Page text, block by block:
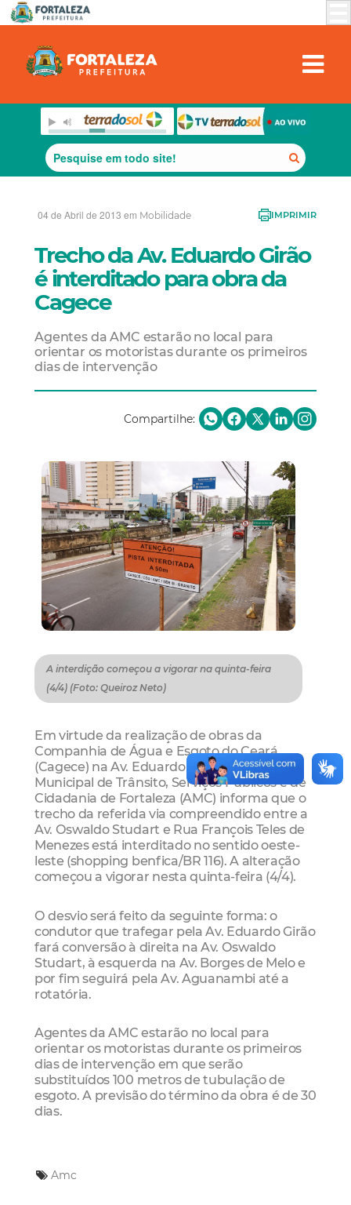
04 de Abril de 2013 em Mobilidade IMPRIMIR
Trecho da Av. Eduardo Girão
é interditado para obra da
Cagece
Agentes da AMC estarão no local para
orientar os motoristas durante os primeiros
dias de intervenção
Compartilhe:
A interdição começou a vigorar na quinta-feira
(4/4) (Foto: Queiroz Neto)
Em virtude da realização de obras da
Companhia de Água e Esgoto do Ceará
(Cagece) na Av. Eduardo Girão, a Autarquia
Municipal de Trânsito, Serviços Públicos e de
Cidadania de Fortaleza (AMC) informa que o
trecho da referida via compreendido entre a
Av. Oswaldo Studart e Rua François Teles de
Menezes está interditado no sentido oeste-
leste (shopping benfica/BR 116). A alteração
começou a vigorar nesta quinta-feira (4/4).
O desvio será feito da seguinte forma: o
condutor que trafegar pela Av. Eduardo Girão
fará conversão à direita na Av. Oswaldo
Studart, à esquerda na Av. Borges de Melo e
por fim seguirá pela Av. Aguanambi até a
rotatória.
Agentes da AMC estarão no local para
orientar os motoristas durante os primeiros
dias de intervenção em que serão
substituídos 100 metros de tubulação de
esgoto. A previsão do término da obra é de 30
dias.
Amc